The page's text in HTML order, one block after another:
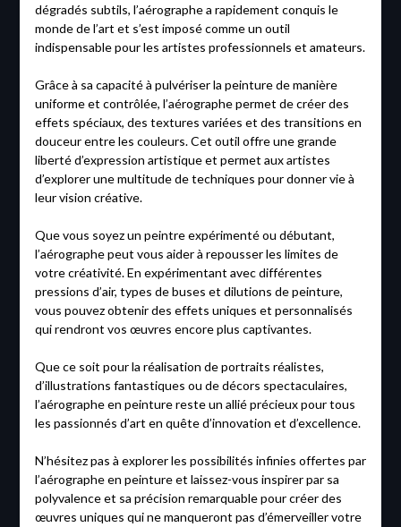
dégradés subtils, l’aérographe a rapidement conquis le
monde de l’art et s’est imposé comme un outil
indispensable pour les artistes professionnels et amateurs.
Grâce à sa capacité à pulvériser la peinture de manière
uniforme et contrôlée, l’aérographe permet de créer des
effets spéciaux, des textures variées et des transitions en
douceur entre les couleurs. Cet outil offre une grande
liberté d’expression artistique et permet aux artistes
d’explorer une multitude de techniques pour donner vie à
leur vision créative.
Que vous soyez un peintre expérimenté ou débutant,
l’aérographe peut vous aider à repousser les limites de
votre créativité. En expérimentant avec différentes
pressions d’air, types de buses et dilutions de peinture,
vous pouvez obtenir des effets uniques et personnalisés
qui rendront vos œuvres encore plus captivantes.
Que ce soit pour la réalisation de portraits réalistes,
d’illustrations fantastiques ou de décors spectaculaires,
l’aérographe en peinture reste un allié précieux pour tous
les passionnés d’art en quête d’innovation et d’excellence.
N’hésitez pas à explorer les possibilités infinies offertes par
l’aérographe en peinture et laissez-vous inspirer par sa
polyvalence et sa précision remarquable pour créer des
œuvres uniques qui ne manqueront pas d’émerveiller votre